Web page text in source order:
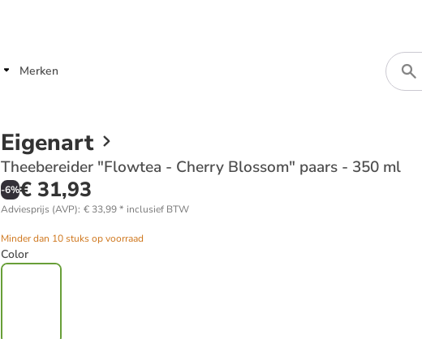
Merken
Eigenart
Theebereider "Flowtea - Cherry Blossom" paars - 350 ml
-6%€ 31,93
Adviesprijs (AVP): € 33,99* inclusief BTW
Minder dan 10 stuks op voorraad
Color